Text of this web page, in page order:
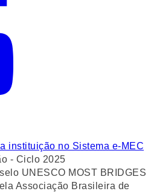
instituição no Sistema e-MEC